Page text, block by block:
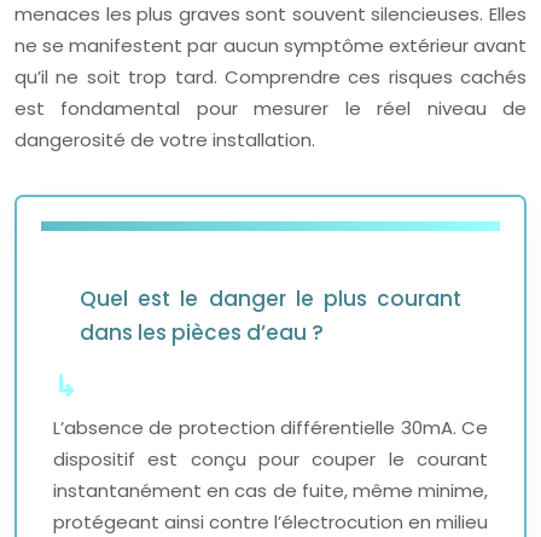
menaces les plus graves sont souvent silencieuses. Elles
ne se manifestent par aucun symptôme extérieur avant
qu’il ne soit trop tard. Comprendre ces risques cachés
est fondamental pour mesurer le réel niveau de
dangerosité de votre installation.
Quel est le danger le plus courant
dans les pièces d’eau ?
L’absence de protection différentielle 30mA. Ce
dispositif est conçu pour couper le courant
instantanément en cas de fuite, même minime,
protégeant ainsi contre l’électrocution en milieu